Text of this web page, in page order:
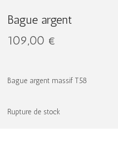
Bague argent
109,00 €
Bague argent massif T58
Rupture de stock